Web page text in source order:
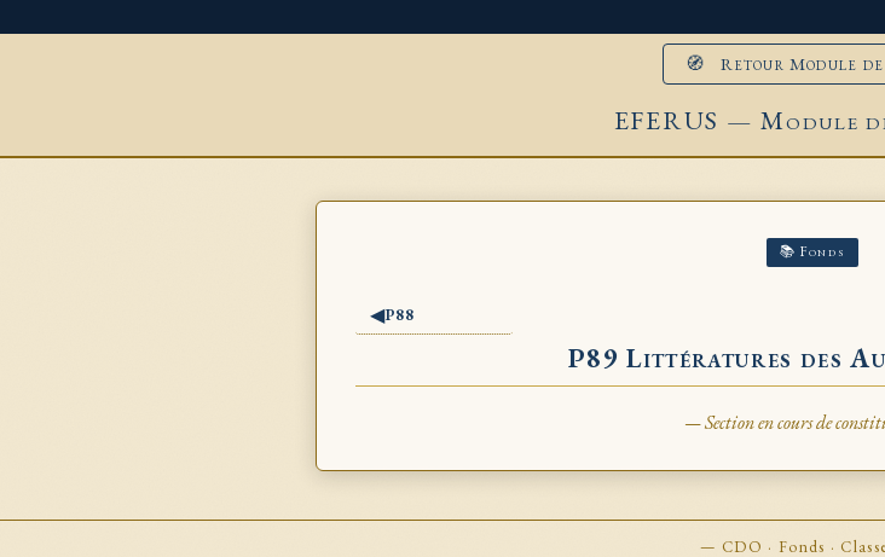
🧭 Retour Module de
EFERUS — Module
📚 Fonds
◀P88
P89 Littératures des
— Section en cours de
— CDO · Fonds ·